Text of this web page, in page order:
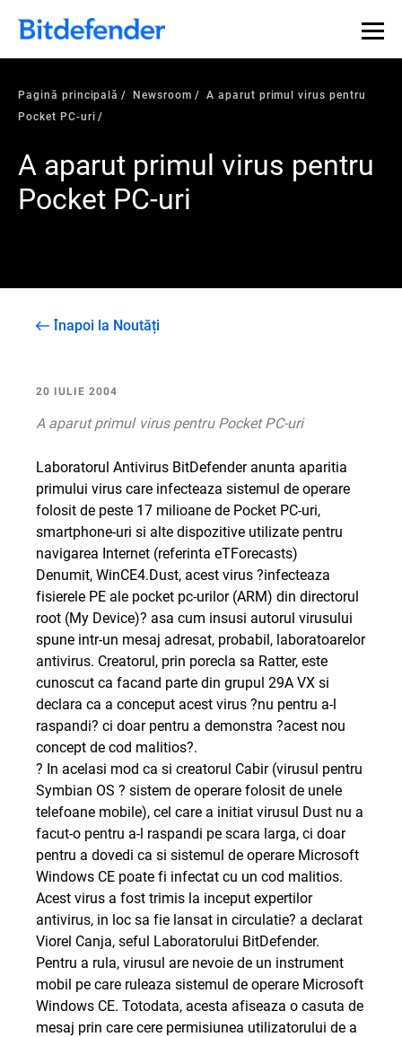
Pagină principală Newsroom
A aparut primul virus pentru
Pocket PC-uri
A aparut primul virus pentru
Pocket PC-uri
Înapoi la Noutăți
20 IULIE 2004
A aparut primul virus pentru Pocket PC-uri
Laboratorul Antivirus BitDefender anunta aparitia
primului virus care infecteaza sistemul de operare
folosit de peste 17 milioane de Pocket PC-uri,
smartphone-uri si alte dispozitive utilizate pentru
navigarea Internet (referinta eTForecasts)
Denumit, WinCE4.Dust, acest virus ?infecteaza
fisierele PE ale pocket pc-urilor (ARM) din directorul
root (My Device)? asa cum insusi autorul virusului
spune intr-un mesaj adresat, probabil, laboratoarelor
antivirus. Creatorul, prin porecla sa Ratter, este
cunoscut ca facand parte din grupul 29A VX si
declara ca a conceput acest virus ?nu pentru a-l
raspandi? ci doar pentru a demonstra ?acest nou
concept de cod malitios?.
? In acelasi mod ca si creatorul Cabir (virusul pentru
Symbian OS ? sistem de operare folosit de unele
telefoane mobile), cel care a initiat virusul Dust nu a
facut-o pentru a-l raspandi pe scara larga, ci doar
pentru a dovedi ca si sistemul de operare Microsoft
Windows CE poate fi infectat cu un cod malitios.
Acest virus a fost trimis la inceput expertilor
antivirus, in loc sa fie lansat in circulatie? a declarat
Viorel Canja, seful Laboratorului BitDefender.
Pentru a rula, virusul are nevoie de un instrument
mobil pe care ruleaza sistemul de operare Microsoft
Windows CE. Totodata, acesta afiseaza o casuta de
mesaj prin care cere permisiunea utilizatorului de a